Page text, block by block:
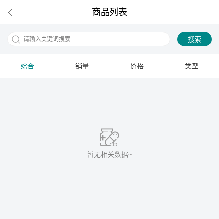
商品列表
搜索
综合 销量 价格 类型
暂无相关数据~